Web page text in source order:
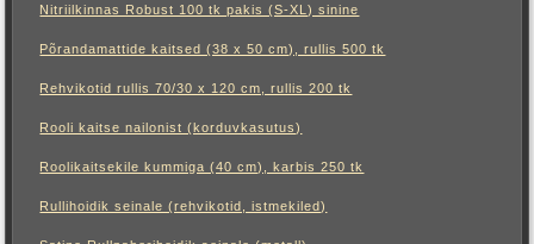
Nitriilkinnas Robust 100 tk pakis (S-XL) sinine
Põrandamattide kaitsed (38 x 50 cm), rullis 500 tk
Rehvikotid rullis 70/30 x 120 cm, rullis 200 tk
Rooli kaitse nailonist (korduvkasutus)
Roolikaitsekile kummiga (40 cm), karbis 250 tk
Rullihoidik seinale (rehvikotid, istmekiled)